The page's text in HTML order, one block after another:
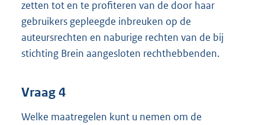
zetten tot en te profiteren van de door haar
gebruikers gepleegde inbreuken op de
auteursrechten en naburige rechten van de bij
stichting Brein aangesloten rechthebbenden.
Vraag 4
Welke maatregelen kunt u nemen om de